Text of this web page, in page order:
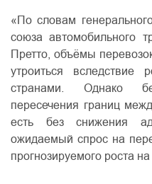
«По словам
союза автомобильного
Претто, объёмы
утроиться вследствие
странами. Однако
пересечения границ
есть без снижения
ожидаемый спрос на
прогнозируемого роста